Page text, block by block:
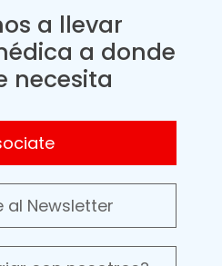
a llevar
a donde
necesita
al Newsletter